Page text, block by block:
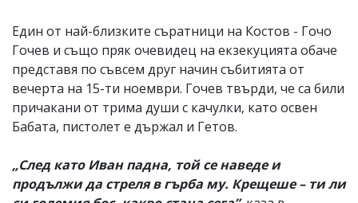
Един от най-близките съратници на Костов - Гочо
Гочев и също пряк очевидец на екзекуцията обаче
представя по съвсем друг начин събитията от
вечерта на 15-ти ноември. Гочев твърди, че са били
причакани от трима души с качулки, като освен
Бабата, пистолет е държал и Гетов.
„След като Иван падна, той се наведе и
продължи да стреля в гърба му. Крещеше – ти ли